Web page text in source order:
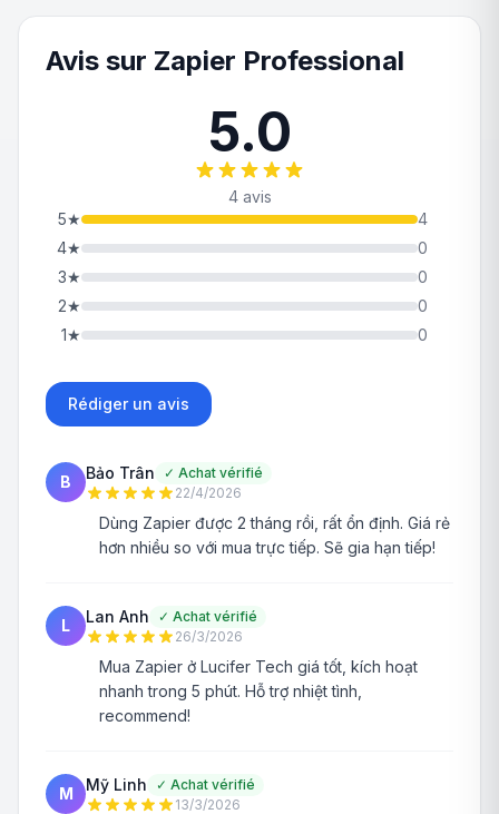
Avis sur Zapier Professional
5.0
4 avis
5★
4
4★
0
3★
0
2★
0
1★ 0
Rédiger un avis
B Bảo Trân ✓ Achat vérifié
22/4/2026
Dùng Zapier được 2 tháng rồi, rất ổn định. Giá rẻ
hơn nhiều so với mua trực tiếp. Sẽ gia hạn tiếp!
L Lan Anh ✓ Achat vérifié
26/3/2026
Mua Zapier ở Lucifer Tech giá tốt, kích hoạt
nhanh trong 5 phút. Hỗ trợ nhiệt tình,
recommend!
M Mỹ Linh ✓ Achat vérifié
13/3/2026